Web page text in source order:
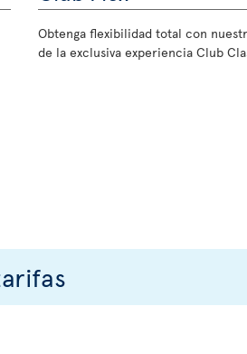
Obtenga flexibilidad total con
de la exclusiva experiencia Club